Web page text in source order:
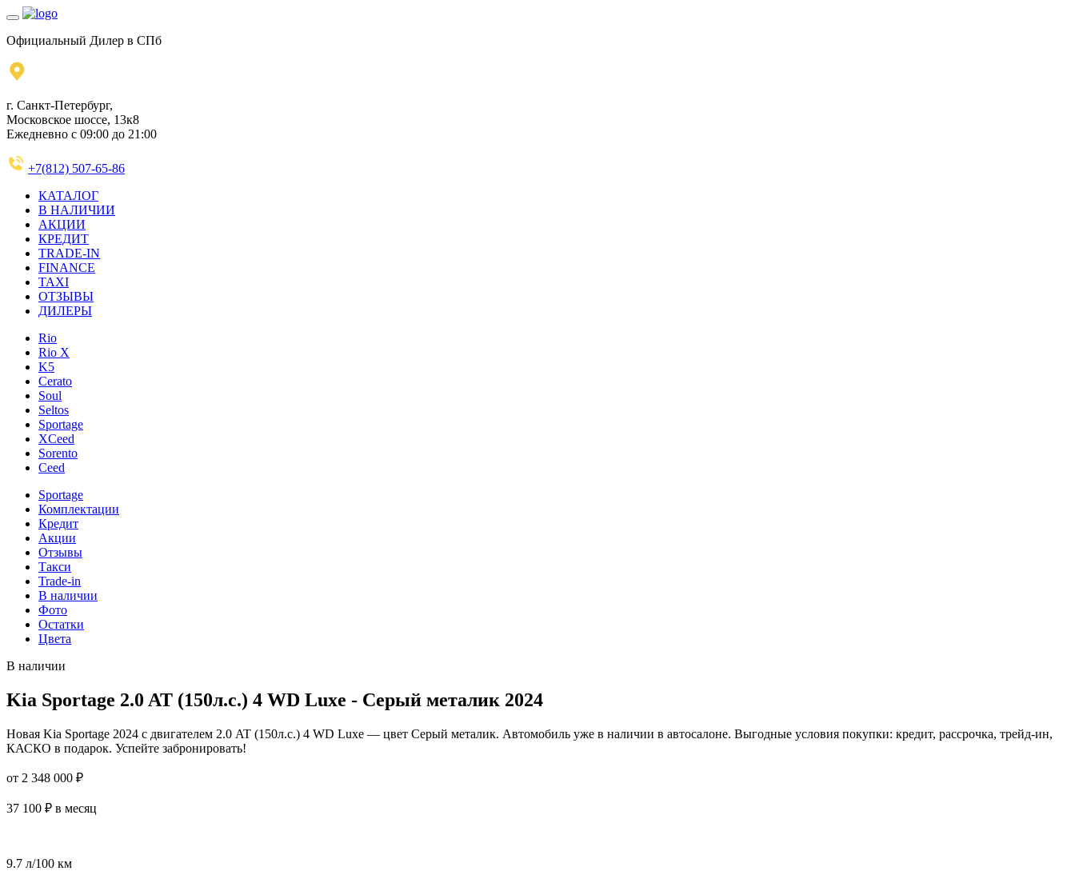
Официальный Дилер в СПб
г. Санкт-Петербург,
Московское шоссе, 13к8
Ежедневно с 09:00 до 21:00
+7(812) 507-65-86
КАТАЛОГ
В НАЛИЧИИ
АКЦИИ
КРЕДИТ
TRADE-IN
FINANCE
TAXI
ОТЗЫВЫ
ДИЛЕРЫ
Rio
Rio X
K5
Cerato
Soul
Seltos
Sportage
XCeed
Sorento
Ceed
Sportage
Комплектации
Кредит
Акции
Отзывы
Такси
Trade-in
В наличии
Фото
Остатки
Цвета
В наличии
Kia Sportage 2.0 AT (150л.с.) 4 WD Luxe - Серый металик 2024
Новая Kia Sportage 2024 с двигателем 2.0 AT (150л.с.) 4 WD Luxe — цвет Серый металик. Автомобиль уже в наличии в автосалоне. Выгодные условия покупки: кредит, рассрочка, трейд-ин,
КАСКО в подарок. Успейте забронировать!
от 2 348 000 ₽
37 100 ₽ в месяц
9.7 л/100 км